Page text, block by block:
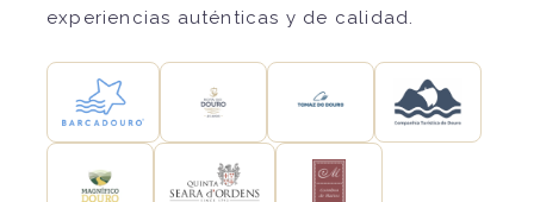
experiencias auténticas y de calidad.